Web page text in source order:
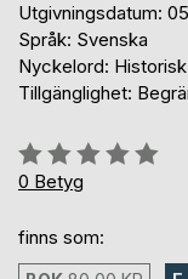
Utgivningsdatum:
Språk: Svenska
Nyckelord:
Tillgänglighet:
Betyg::
0%
0 Betyg
finns som: